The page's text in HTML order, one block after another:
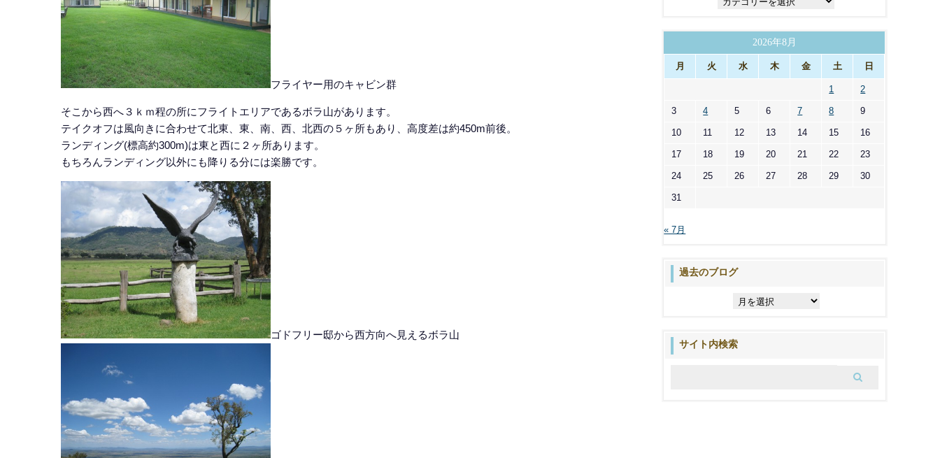
フライヤー用のキャビン群
そこから西へ３ｋｍ程の所にフライトエリアであるボラ山があります。
テイクオフは風向きに合わせて北東、東、南、西、北西の５ヶ所もあり、高度差は約450m前後。
ランディング(標高約300m)は東と西に２ヶ所あります。
もちろんランディング以外にも降りる分には楽勝です。
ゴドフリー邸から西方向へ見えるボラ山
ー
2026年8月
月 火 水 木 金 土 日
1 2
3 4 5 6 7 8 9
10 11 12 13 14 15 16
17 18 19 20 21 22 23
24 25 26 27 28 29 30
31
« 7月
過去のブログ
ブ
サイト内検索